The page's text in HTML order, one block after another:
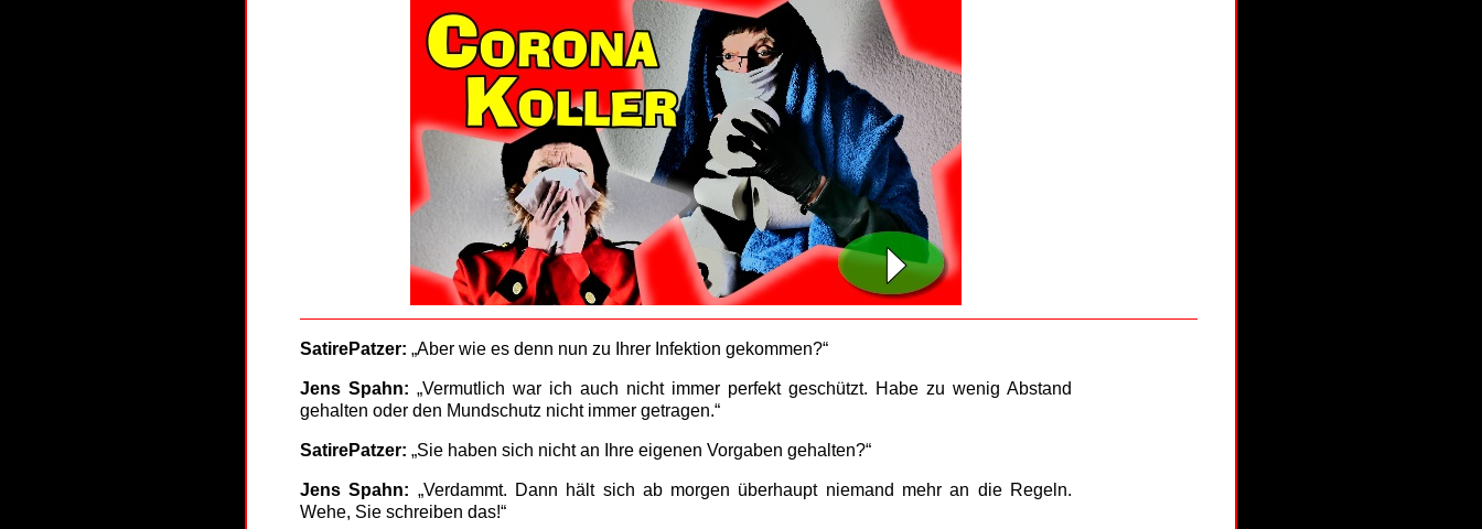
SatirePatzer: „Aber wie es denn nun zu Ihrer Infektion gekommen?“
Jens Spahn: „Vermutlich war ich auch nicht immer perfekt geschützt. Habe zu wenig Abstand
gehalten oder den Mundschutz nicht immer getragen.“
SatirePatzer: „Sie haben sich nicht an Ihre eigenen Vorgaben gehalten?“
Jens Spahn: „Verdammt. Dann hält sich ab morgen überhaupt niemand mehr an die Regeln.
Wehe, Sie schreiben das!“